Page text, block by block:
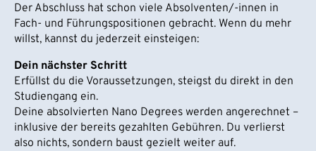
Der Abschluss hat schon viele Absolventen/-innen in
Fach- und Führungspositionen gebracht. Wenn du mehr
willst, kannst du jederzeit einsteigen:
Dein nächster Schritt
Erfüllst du die Voraussetzungen, steigst du direkt in den
Studiengang ein.
Deine absolvierten Nano Degrees werden angerechnet –
inklusive der bereits gezahlten Gebühren. Du verlierst
also nichts, sondern baust gezielt weiter auf.